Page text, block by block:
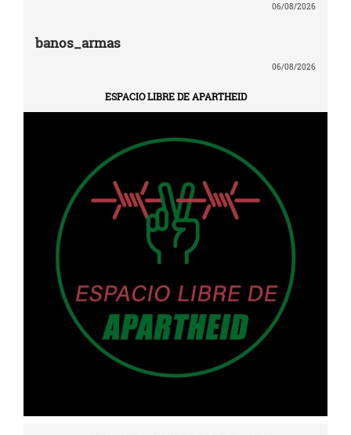
06/08/2026
banos_armas
06/08/2026
ESPACIO LIBRE DE APARTHEID